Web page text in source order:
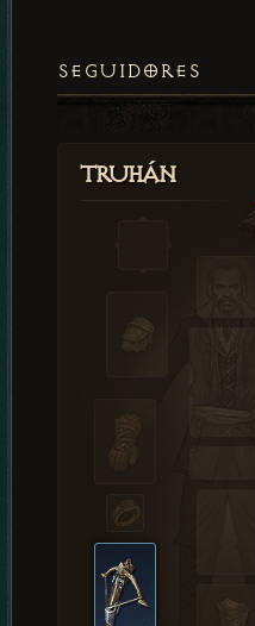
SEGUIDORES
Truhán